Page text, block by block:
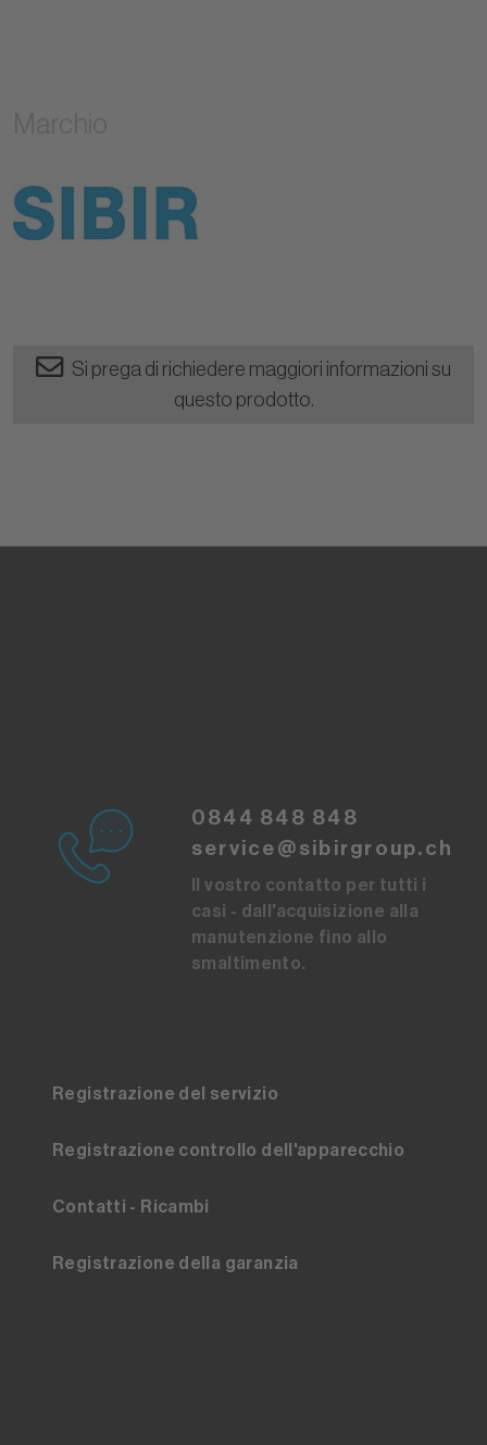
Si prega di richiedere maggiori informazioni su
questo prodotto.
0844 848 848
service@sibirgroup.ch
Il vostro contatto per tutti i
casi - dall'acquisizione alla
manutenzione fino allo
smaltimento.
Registrazione del servizio
Registrazione controllo dell'apparecchio
Contatti - Ricambi
Registrazione della garanzia